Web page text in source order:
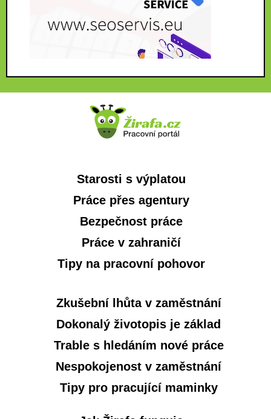
Starosti s výplatou
Práce přes agentury
Bezpečnost práce
Práce v zahraničí
Tipy na pracovní pohovor
Zkušební lhůta v zaměstnání
Dokonalý životopis je základ
Trable s hledáním nové práce
Nespokojenost v zaměstnání
Tipy pro pracující maminky